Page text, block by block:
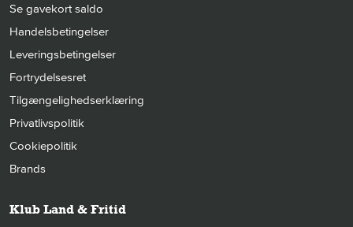
Se gavekort saldo
Handelsbetingelser
Leveringsbetingelser
Fortrydelsesret
Tilgængelighedserklæring
Privatlivspolitik
Cookiepolitik
Brands
Klub Land & Fritid